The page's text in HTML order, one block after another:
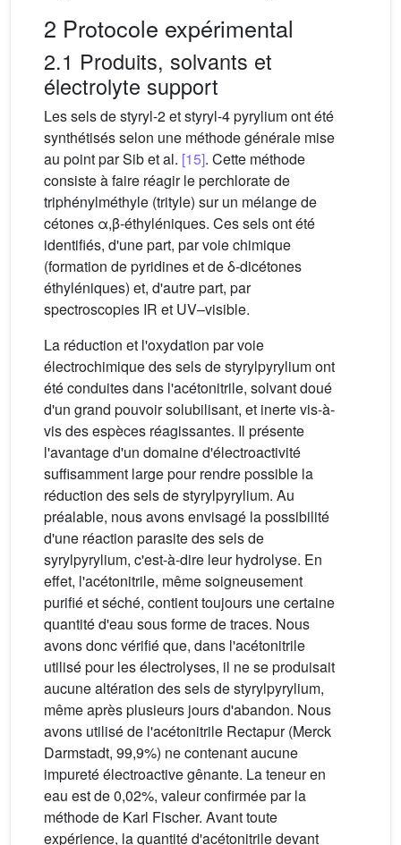
2 Protocole expérimental
2.1 Produits, solvants et
électrolyte support
Les sels de styryl-2 et styryl-4 pyrylium ont été
synthétisés selon une méthode générale mise
au point par Sib et al. [15]. Cette méthode
consiste à faire réagir le perchlorate de
triphénylméthyle (trityle) sur un mélange de
cétones α,β-éthyléniques. Ces sels ont été
identifiés, d'une part, par voie chimique
(formation de pyridines et de δ-dicétones
éthyléniques) et, d'autre part, par
spectroscopies IR et UV–visible.
La réduction et l'oxydation par voie
électrochimique des sels de styrylpyrylium ont
été conduites dans l'acétonitrile, solvant doué
d'un grand pouvoir solubilisant, et inerte vis-à-
vis des espèces réagissantes. Il présente
l'avantage d'un domaine d'électroactivité
suffisamment large pour rendre possible la
réduction des sels de styrylpyrylium. Au
préalable, nous avons envisagé la possibilité
d'une réaction parasite des sels de
syrylpyrylium, c'est-à-dire leur hydrolyse. En
effet, l'acétonitrile, même soigneusement
purifié et séché, contient toujours une certaine
quantité d'eau sous forme de traces. Nous
avons donc vérifié que, dans l'acétonitrile
utilisé pour les électrolyses, il ne se produisait
aucune altération des sels de styrylpyrylium,
même après plusieurs jours d'abandon. Nous
avons utilisé de l'acétonitrile Rectapur (Merck
Darmstadt, 99,9%) ne contenant aucune
impureté électroactive gênante. La teneur en
eau est de 0,02%, valeur confirmée par la
méthode de Karl Fischer. Avant toute
expérience, la quantité d'acétonitrile devant